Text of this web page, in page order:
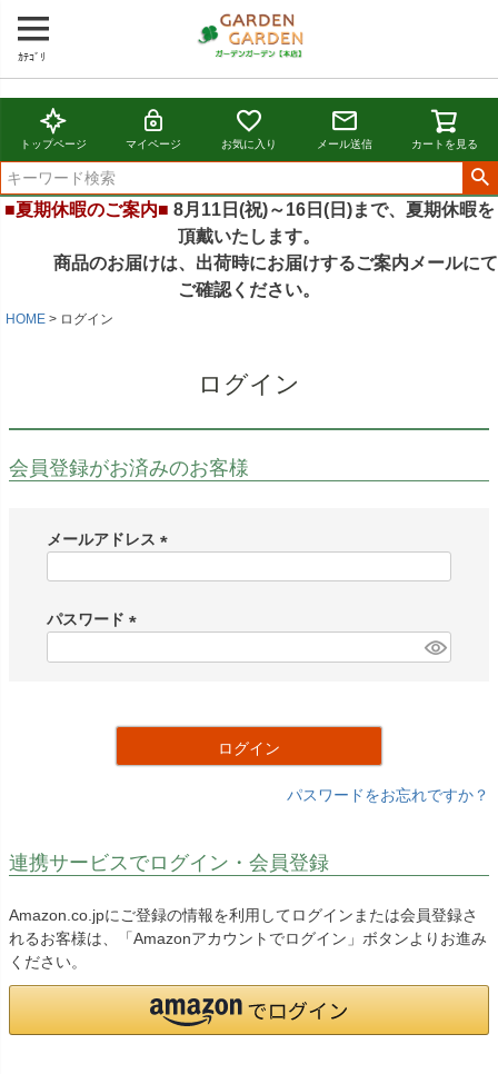
ｶﾃｺﾞﾘ
トップページ マイページ お気に入り メール送信 カートを見る
■夏期休暇のご案内■ 8月11日(祝)～16日(日)まで、夏期休暇を
頂戴いたします。
商品のお届けは、出荷時にお届けするご案内メールにて
ご確認ください。
HOME ログイン
ログイン
会員登録がお済みのお客様
メールアドレス
)
パスワード
ログイン
パスワードをお忘れですか？
連携サービスでログイン・会員登録
Amazon.co.jpにご登録の情報を利用してログインまたは会員登録さ
れるお客様は、「Amazonアカウントでログイン」ボタンよりお進み
ください。